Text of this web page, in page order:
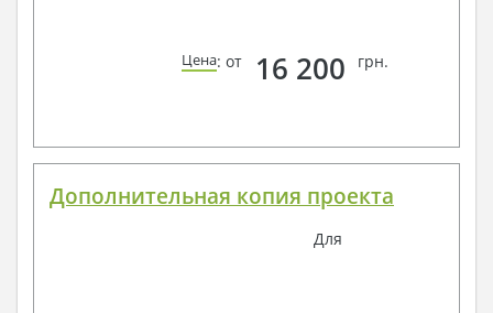
Цена: от 16 200 грн.
Дополнительная копия проекта
Для